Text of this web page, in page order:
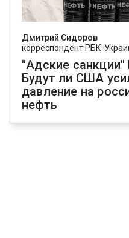
Дмитрий Сидоров
корреспондент РБК-
"Адские санкции"
Будут ли США
давление на
нефть